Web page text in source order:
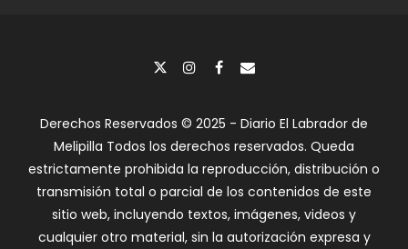
Derechos Reservados © 2025 - Diario El Labrador de
Melipilla Todos los derechos reservados. Queda
estrictamente prohibida la reproducción, distribución o
transmisión total o parcial de los contenidos de este
sitio web, incluyendo textos, imágenes, videos y
cualquier otro material, sin la autorización expresa y